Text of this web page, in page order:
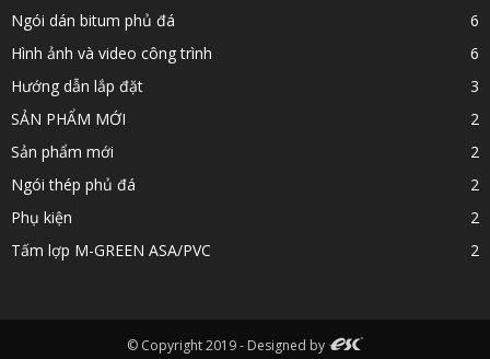
Ngói dán bitum phủ đá
6
Hình ảnh và video công trình
6
Hướng dẫn lắp đặt
3
SẢN PHẨM MỚI
2
Sản phẩm mới
2
Ngói thép phủ đá
2
Phụ kiện
2
Tấm lợp M-GREEN ASA/PVC
2
© Copyright 2019 - Designed by